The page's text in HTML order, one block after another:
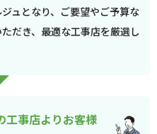
ュとなり、ご要望やご予算な
だき、最適な工事店を厳選し
工事店よりお客様